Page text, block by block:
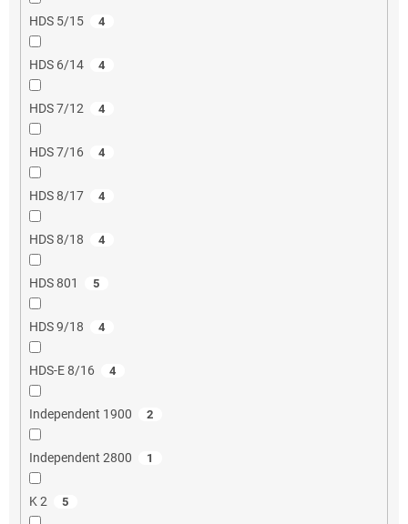
HDS 5/15 4
HDS 6/14 4
HDS 7/12 4
HDS 7/16 4
HDS 8/17 4
HDS 8/18 4
HDS 801 5
HDS 9/18 4
HDS-E 8/16 4
Independent 1900 2
Independent 2800 1
K 2 5